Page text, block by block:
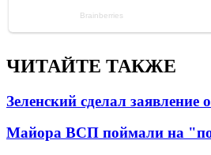
ЧИТАЙТЕ ТАКЖЕ
Зеленский сделал
Майора ВСП поймали на